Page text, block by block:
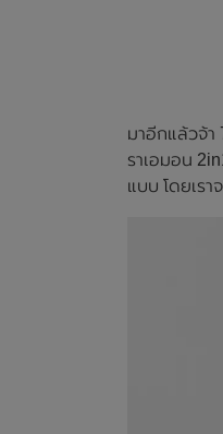
มาอีกแล้วจ้า
ราเอมอน
แบบ โดยเรา